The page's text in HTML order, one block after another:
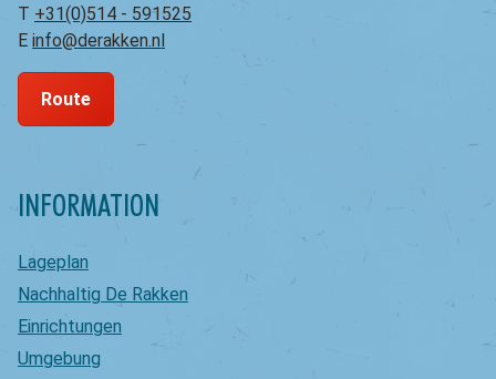
T +31(0)514 - 591525
E info@derakken.nl
Route
INFORMATION
Lageplan
Nachhaltig De Rakken
Einrichtungen
Umgebung